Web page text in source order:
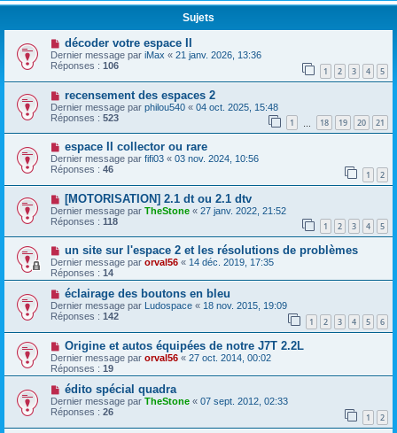
Sujets
décoder votre espace II
Dernier message par iMax « 21 janv. 2026, 13:36
Réponses : 106 1 2 3 4 5
recensement des espaces 2
Dernier message par philou540 « 04 oct. 2025, 15:48
Réponses : 523 1 18 19 20 21
espace II collector ou rare
Dernier message par fifi03 « 03 nov. 2024, 10:56
Réponses : 46 1 2
[MOTORISATION] 2.1 dt ou 2.1 dtv
Dernier message par TheStone « 27 janv. 2022, 21:52
Réponses : 118 1 2 3 4 5
un site sur l'espace 2 et les résolutions de problèmes
Dernier message par orval56 « 14 déc. 2019, 17:35
Réponses : 14
éclairage des boutons en bleu
Dernier message par Ludospace « 18 nov. 2015, 19:09
Réponses : 142 1 2 3 4 5 6
Origine et autos équipées de notre J7T 2.2L
Dernier message par orval56 « 27 oct. 2014, 00:02
Réponses : 19
édito spécial quadra
Dernier message par TheStone « 07 sept. 2012, 02:33
Réponses : 26 1 2